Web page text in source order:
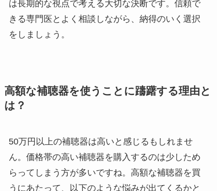
は長期的な視点で考える大切な決断です。信頼で
きる専門医とよく相談しながら、納得のいく選択
をしましょう。
高額な補聴器を使うことに躊躇する理由と
は？
50万円以上の補聴器は高いと感じるもしれませ
ん。価格帯の高い補聴器を購入するのは少しため
らってしまう方が多いですね。高額な補聴器を買
うにあたって、以下のような悩みが出てくるかと